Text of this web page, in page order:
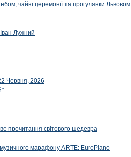
чайні церемонії та прогулянки Львовом
Лужний
Червня, 2026
прочитання світового шедевра
марафону ARTE: EuroPiano